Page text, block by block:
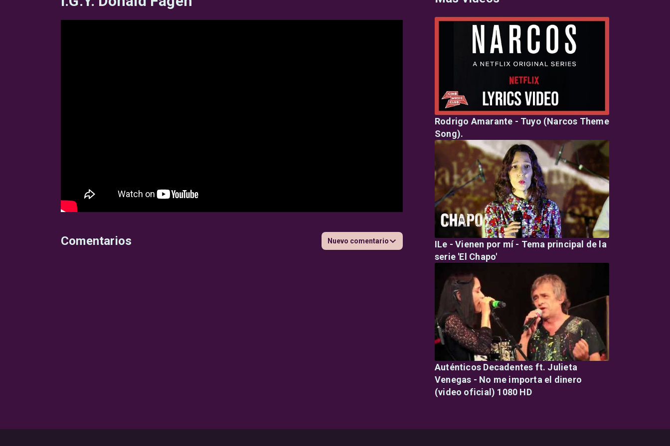
Rodrigo Amarante - Tuyo (Narcos Theme
Song).
ILe - Vienen por mí - Tema principal de la
serie 'El Chapo'
Auténticos Decadentes ft. Julieta
Venegas - No me importa el dinero
(video oficial) 1080 HD
Comentarios Nuevo comentario